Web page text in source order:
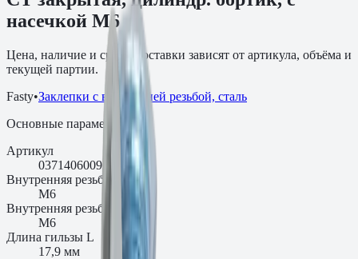
насечкой М6
Цена, наличие и сроки поставки зависят от артикула, объёма и
текущей партии.
Fasty•Заклепки с внутренней резьбой, сталь
Основные параметры
Артикул
0371406009AM
Внутренняя резьба D
М6
Внутренняя резьба, мм
М6
Длина гильзы L
17,9 мм